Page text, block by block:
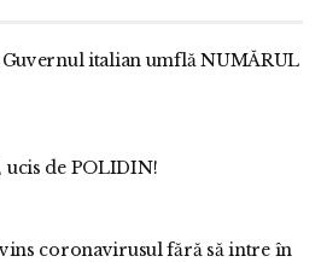
italian umflă NUMĂRUL
de POLIDIN!
coronavirusul fără să intre în